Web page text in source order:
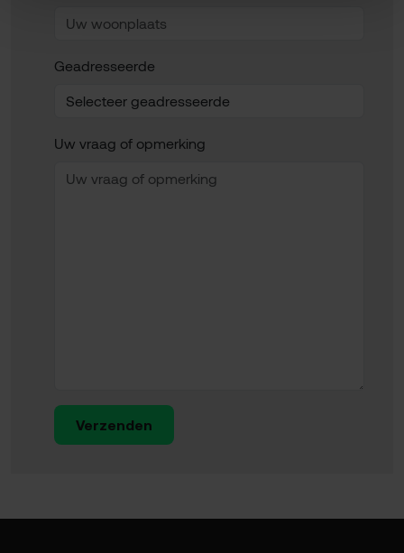
Geadresseerde
Uw vraag of opmerking
Verzenden